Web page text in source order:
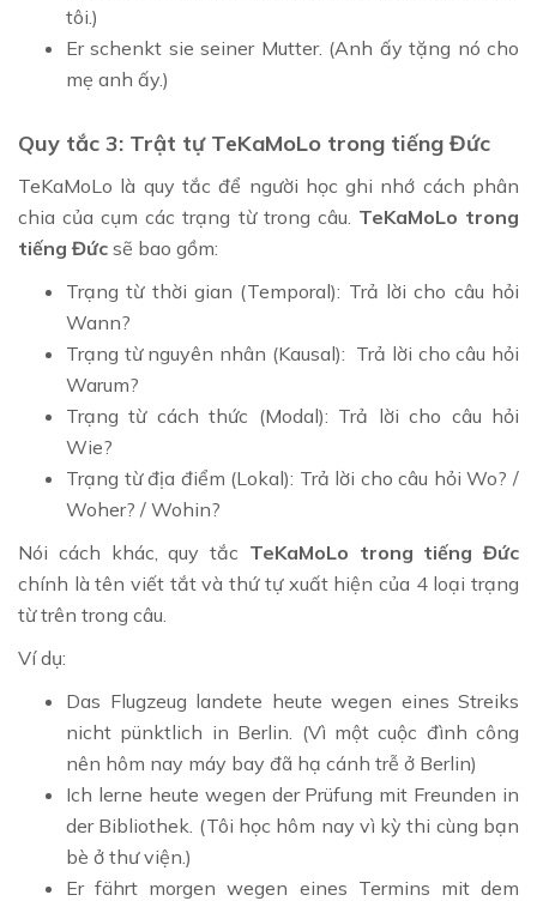
tôi.)
Er schenkt sie seiner Mutter. (Anh ấy tặng nó cho
mẹ anh ấy.)
Quy tắc 3: Trật tự TeKaMoLo trong tiếng Đức
TeKaMoLo là quy tắc để người học ghi nhớ cách phân
chia của cụm các trạng từ trong câu. TeKaMoLo trong
tiếng Đức sẽ bao gồm:
Trạng từ thời gian (Temporal): Trả lời cho câu hỏi
Wann?
Trạng từ nguyên nhân (Kausal): Trả lời cho câu hỏi
Warum?
Trạng từ cách thức (Modal): Trả lời cho câu hỏi
Wie?
Trạng từ địa điểm (Lokal): Trả lời cho câu hỏi Wo? /
Woher? / Wohin?
Nói cách khác, quy tắc TeKaMoLo trong tiếng Đức
chính là tên viết tắt và thứ tự xuất hiện của 4 loại trạng
từ trên trong câu.
Ví dụ:
Das Flugzeug landete heute wegen eines Streiks
nicht pünktlich in Berlin. (Vì một cuộc đình công
nên hôm nay máy bay đã hạ cánh trễ ở Berlin)
Ich lerne heute wegen der Prüfung mit Freunden in
der Bibliothek. (Tôi học hôm nay vì kỳ thi cùng bạn
bè ở thư viện.)
Er fährt morgen wegen eines Termins mit dem